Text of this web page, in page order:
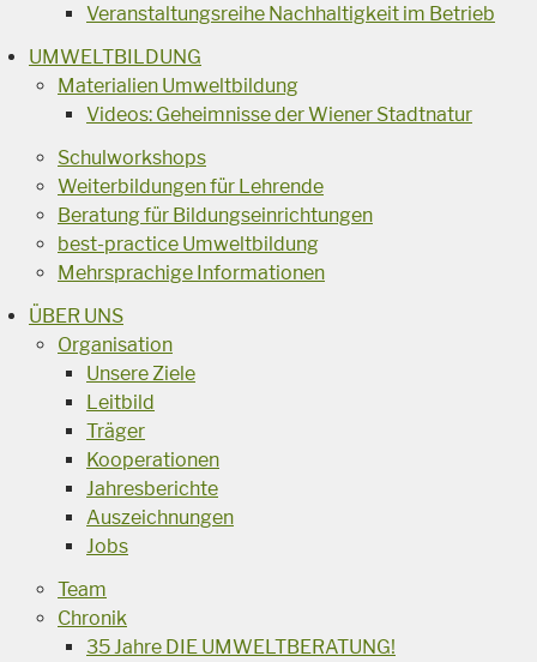
Veranstaltungsreihe Nachhaltigkeit im Betrieb
UMWELTBILDUNG
Materialien Umweltbildung
Videos: Geheimnisse der Wiener Stadtnatur
Schulworkshops
Weiterbildungen für Lehrende
Beratung für Bildungseinrichtungen
best-practice Umweltbildung
Mehrsprachige Informationen
ÜBER UNS
Organisation
Unsere Ziele
Leitbild
Träger
Kooperationen
Jahresberichte
Auszeichnungen
Jobs
Team
Chronik
35 Jahre DIE UMWELTBERATUNG!